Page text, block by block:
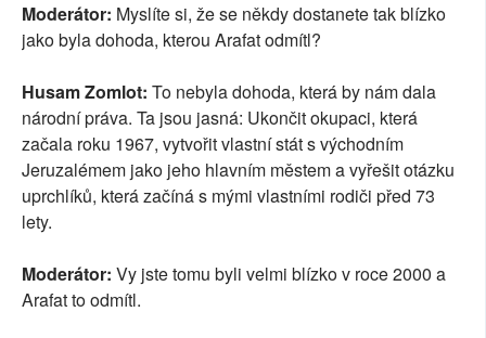
Moderátor: Myslíte si, že se někdy dostanete tak blízko
jako byla dohoda, kterou Arafat odmítl?
Husam Zomlot: To nebyla dohoda, která by nám dala
národní práva. Ta jsou jasná: Ukončit okupaci, která
začala roku 1967, vytvořit vlastní stát s východním
Jeruzalémem jako jeho hlavním městem a vyřešit otázku
uprchlíků, která začíná s mými vlastními rodiči před 73
lety.
Moderátor: Vy jste tomu byli velmi blízko v roce 2000 a
Arafat to odmítl.